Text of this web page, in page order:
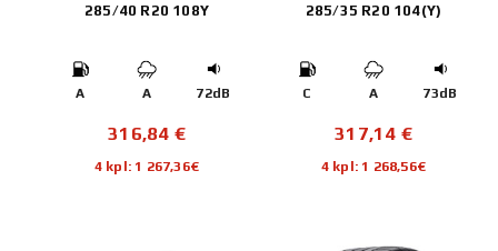
285/40 R20 108Y
A A 72dB
316,84 €
4 kpl: 1 267,36€
285/35 R20 104(Y)
C A 73dB
317,14 €
4 kpl: 1 268,56€